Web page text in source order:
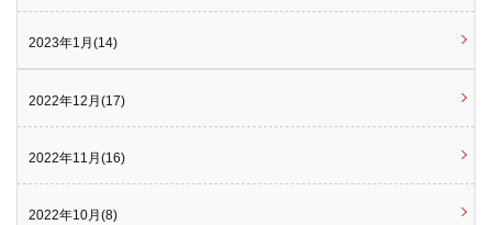
2023年1月(14)
2022年12月(17)
2022年11月(16)
2022年10月(8)